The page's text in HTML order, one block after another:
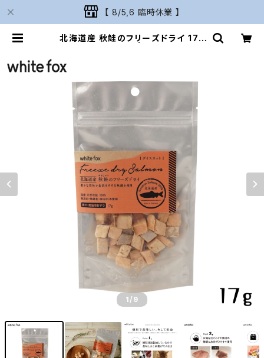
【 8/5,6 臨時休業 】
北海道産 秋鮭のフリーズドライ 17g
1 /9